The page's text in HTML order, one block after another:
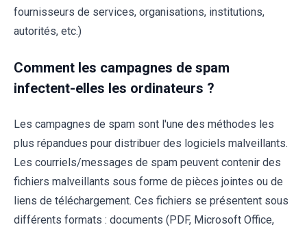
fournisseurs de services, organisations, institutions,
autorités, etc.)
Comment les campagnes de spam
infectent-elles les ordinateurs ?
Les campagnes de spam sont l'une des méthodes les
plus répandues pour distribuer des logiciels malveillants.
Les courriels/messages de spam peuvent contenir des
fichiers malveillants sous forme de pièces jointes ou de
liens de téléchargement. Ces fichiers se présentent sous
différents formats : documents (PDF, Microsoft Office,